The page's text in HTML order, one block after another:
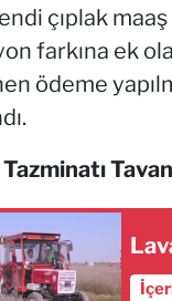
çıplak
farkına ek
ödeme
Tazminatı